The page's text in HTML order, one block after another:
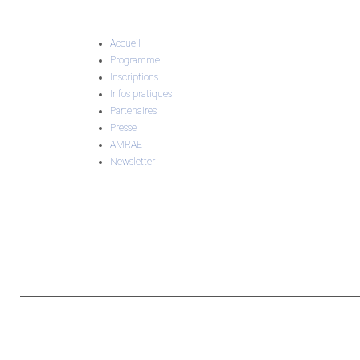
Accueil
Programme
Inscriptions
Infos pratiques
Partenaires
Presse
AMRAE
Newsletter